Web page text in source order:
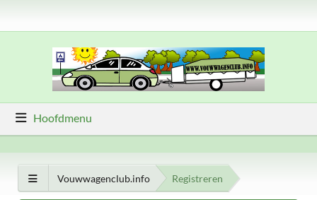
Hoofdmenu
Vouwwagenclub.info Registreren